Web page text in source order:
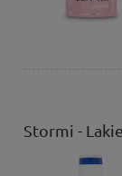
Stormi -